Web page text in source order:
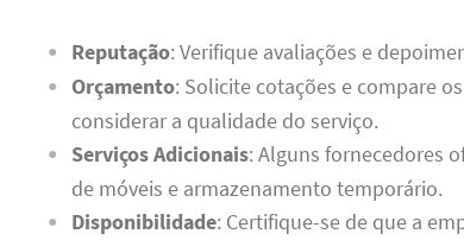
Reputação: Verifique avaliações e
Orçamento: Solicite cotações e compare
considerar a qualidade do serviço.
Serviços Adicionais: Alguns fornecedores
de móveis e armazenamento temporário.
Disponibilidade: Certifique-se de que a